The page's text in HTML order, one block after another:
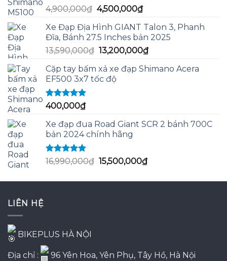
Được xếp
hạng
5.00
sao
4,900,000₫ Giá
là:
4,900,000₫.
4,500,000₫Giá
tại
là:
4,500,000₫.
Xe Đạp Địa Hình GIANT Talon 3, Phanh
Đĩa, Bánh 27.5 Inches bản 2025
13,590,000₫ Giá
là:
13,590,000₫.
13,200,000₫Giá
tại
Cặp tay bấm xả xe đạp Shimano Acera
EF500 3x7 tốc độ
Được xếp
hạng
sao
400,000₫
Xe đạp đua Road Giant SCR 2 bánh 700C
bản 2024 chính hãng
Được xếp
hạng
5.00
16,990,000₫ Giá
là:
15,500,000₫Giá
tại
LIÊN HỆ
BIKEPLUS HÀ NỘI
Địa chỉ : 96 Yên Hoa, Yên Phụ, Tây Hồ, Hà Nội